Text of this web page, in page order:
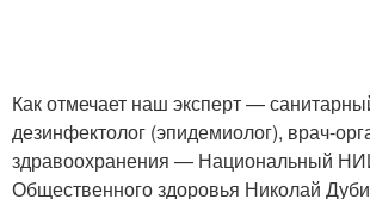
Как отмечает наш эксперт —
дезинфектолог (эпидемиолог), врач-
здравоохранения — Национальный
Общественного здоровья Николай